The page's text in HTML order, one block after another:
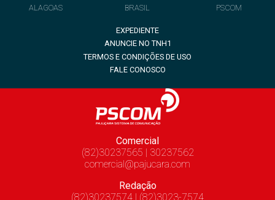
ALAGOAS
BRASIL
PSCOM
EXPEDIENTE
ANUNCIE NO TNH1
TERMOS E CONDIÇÕES DE USO
FALE CONOSCO
Comercial
(82)30237565 | 30237562
comercial@pajucara.com
Redação
(82)30237574 | (82)3023-7574